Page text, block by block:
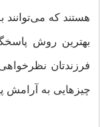
هستند که
بهترین روش
فرزندتان
چیزهایی به آرامش